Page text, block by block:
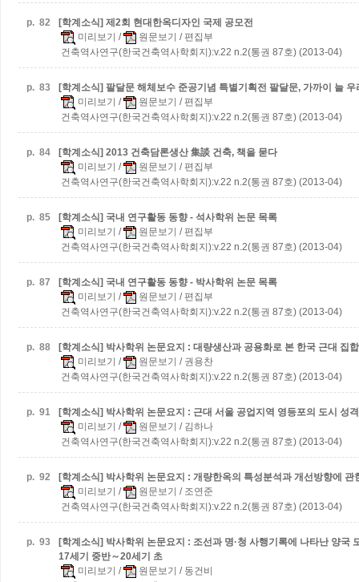
p. 82
[학계소식] 제2회 현대한옥디자인 국제 공모전
미리보기 / 원문보기 / 편집부
건축역사연구(한국건축역사학회지):v.22 n.2(통권 87호) (2013-04)
p. 83 [학계소식] 팔달문 해체보수 준공기념 특별기획전 팔달문, 가까이 늘 우
미리보기 / 원문보기 / 편집부
건축역사연구(한국건축역사학회지):v.22 n.2(통권 87호) (2013-04)
p. 84 [학계소식] 2013 건축담론생산 集談 건축, 책을 묻다
미리보기 / 원문보기 / 편집부
건축역사연구(한국건축역사학회지):v.22 n.2(통권 87호) (2013-04)
p. 85
[학계소식] 국내 연구활동 동향 - 석사학위 논문 목록
미리보기 / 원문보기 / 편집부
건축역사연구(한국건축역사학회지):v.22 n.2(통권 87호) (2013-04)
p. 87
[학계소식] 국내 연구활동 동향 - 박사학위 논문 목록
미리보기 / 원문보기 / 편집부
건축역사연구(한국건축역사학회지):v.22 n.2(통권 87호) (2013-04)
p. 88
[학계소식] 박사학위 논문요지 : 대량생산과 공용화로 본 한국 근대 집
미리보기 / 원문보기 / 권용찬
건축역사연구(한국건축역사학회지):v.22 n.2(통권 87호) (2013-04)
p. 91
[학계소식] 박사학위 논문요지 : 근대 서울 공업지역 영등포의 도시 성
미리보기 / 원문보기 / 김하나
건축역사연구(한국건축역사학회지):v.22 n.2(통권 87호) (2013-04)
p. 92
[학계소식] 박사학위 논문요지 : 개량한옥의 특성분석과 개선방향에
미리보기 / 원문보기 / 조연준
건축역사연구(한국건축역사학회지):v.22 n.2(통권 87호) (2013-04)
p. 93
[학계소식] 박사학위 논문요지 : 조선과 명·청 사행기록에 나타난 양국
17세기 중반～20세기 초
미리보기 / 원문보기 / 동건비